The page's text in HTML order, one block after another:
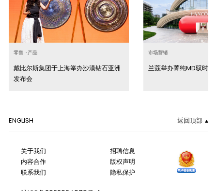
零售 ·产品
戴比尔斯集团于上海举办沙漠钻石亚洲
发布会
市场营销
兰蔻举办菁纯MD驭时补
ENGLISH 返回顶部
关于我们
内容合作
联系我们
招聘信息
版权声明
隐私保护